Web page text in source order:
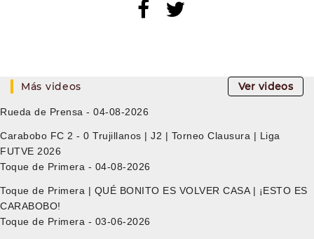
Más videos Ver videos
Rueda de Prensa - 04-08-2026
Carabobo FC 2 - 0 Trujillanos | J2 | Torneo Clausura | Liga
FUTVE 2026
Toque de Primera - 04-08-2026
Toque de Primera | QUÉ BONITO ES VOLVER CASA | ¡ESTO ES
CARABOBO!
Toque de Primera - 03-06-2026